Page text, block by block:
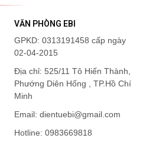
VĂN PHÒNG EBI
GPKD: 0313191458 cấp ngày
02-04-2015
Địa chỉ: 525/11 Tô Hiến Thành,
Phướng Diên Hống , TP.Hồ Chí
Minh
Email: dientuebi@gmail.com
Hotline: 0983669818